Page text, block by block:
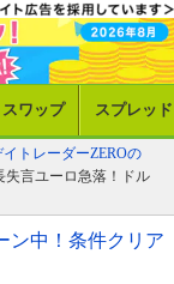
スワップ スプレッド
トレーダーZEROの
失言ユーロ急落！ドル
ン中！条件クリア